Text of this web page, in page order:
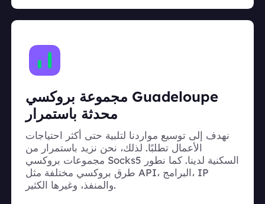
مجموعة بروكسي Guadeloupe
محدثة باستمرار
نهدف إلى توسيع مواردنا لتلبية حتى أكثر احتياجات
الأعمال تطلبًا. لذلك، نحن نزيد باستمرار من
مجموعات بروكسي Socks5 السكنية لدينا. كما نطور
طرق بروكسي مختلفة مثل API، البرامج، IP
والمنفذ، وغيرها الكثير.